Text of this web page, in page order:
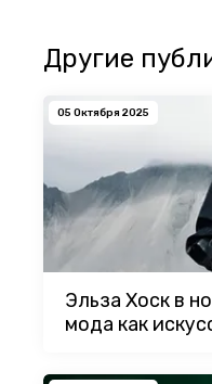
Другие
05 Октября 2025
Эльза Хоск в
мода как